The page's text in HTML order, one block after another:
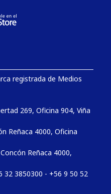
registrada de Medios
269, Oficina 904, Viña
Reñaca 4000, Oficina
Reñaca 4000,
32 3850300 - +56 9 50 52